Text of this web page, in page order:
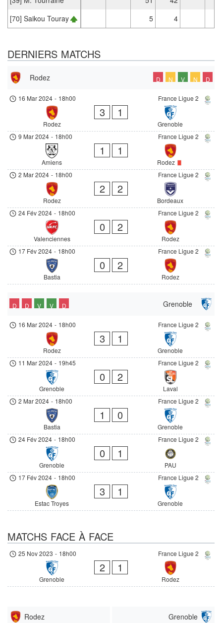
[70] Saikou Touray
5 4
DERNIERS MATCHS
Rodez D N V N D
France Ligue 2
16 Mar 2024 - 18h00
Rodez
3 1
Grenoble
France Ligue 2
9 Mar 2024 - 18h00
Amiens
1 1
Rodez
France Ligue 2
2 Mar 2024 - 18h00
Rodez
2 2
Bordeaux
France Ligue 2
24 Fév 2024 - 18h00
Valenciennes
0 2
Rodez
France Ligue 2
17 Fév 2024 - 18h00
Bastia
0 2
Rodez
Grenoble
D D V V D
France Ligue 2
16 Mar 2024 - 18h00
Rodez
3 1
Grenoble
France Ligue 2
11 Mar 2024 - 19h45
Grenoble
0 2
Laval
France Ligue 2
2 Mar 2024 - 18h00
Bastia
1 0
Grenoble
France Ligue 2
24 Fév 2024 - 18h00
Grenoble
0 1
PAU
France Ligue 2
17 Fév 2024 - 18h00
Estac Troyes
3 1
Grenoble
MATCHS FACE À FACE
France Ligue 2
25 Nov 2023 - 18h00
Grenoble
2 1
Rodez
Rodez Grenoble